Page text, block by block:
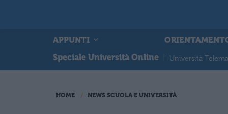
APPUNTI
Speciale Università Online
Università
HOME NEWS SCUOLA E UNIVERSITÀ